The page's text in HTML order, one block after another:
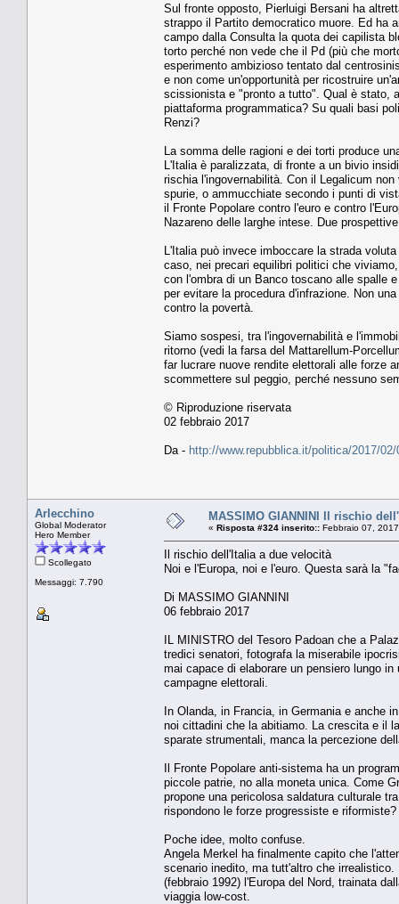
Sul fronte opposto, Pierluigi Bersani ha
strappo il Partito democratico muore. Ed ha
campo dalla Consulta la quota dei capilista
torto perché non vede che il Pd (più che
esperimento ambizioso tentato dal
e non come un'opportunità per ricostruire
scissionista e "pronto a tutto". Qual è stato,
piattaforma programmatica? Su quali basi
Renzi?
La somma delle ragioni e dei torti produce
L'Italia è paralizzata, di fronte a un bivio
rischia l'ingovernabilità. Con il Legalicum
spurie, o ammucchiate secondo i punti di
il Fronte Popolare contro l'euro e contro
Nazareno delle larghe intese. Due
L'Italia può invece imboccare la strada
caso, nei precari equilibri politici che
con l'ombra di un Banco toscano alle spalle
per evitare la procedura d'infrazione. Non
contro la povertà.
Siamo sospesi, tra l'ingovernabilità e
ritorno (vedi la farsa del Mattarellum-
far lucrare nuove rendite elettorali alle forze
scommettere sul peggio, perché nessuno
© Riproduzione riservata
02 febbraio 2017
Da - http://www.repubblica.it/politica/2017/
Arlecchino
Global Moderator
Hero Member
Scollegato
Messaggi: 7.790
MASSIMO GIANNINI Il rischio
« Risposta #324 inserito:: Febbraio 07,
Il rischio dell'Italia a due velocità
Noi e l'Europa, noi e l'euro. Questa sarà la
Di MASSIMO GIANNINI
06 febbraio 2017
IL MINISTRO del Tesoro Padoan che a
tredici senatori, fotografa la miserabile
mai capace di elaborare un pensiero lungo
campagne elettorali.
In Olanda, in Francia, in Germania e anche
noi cittadini che la abitiamo. La crescita e il
sparate strumentali, manca la percezione
Il Fronte Popolare anti-sistema ha un
piccole patrie, no alla moneta unica. Come
propone una pericolosa saldatura culturale
rispondono le forze progressiste e riformiste?
Poche idee, molto confuse.
Angela Merkel ha finalmente capito che
scenario inedito, ma tutt'altro che
(febbraio 1992) l'Europa del Nord, trainata
viaggia low-cost.